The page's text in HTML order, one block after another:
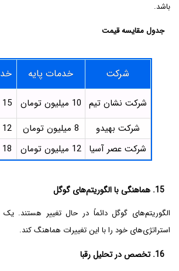
باشد.
جدول مقایسه قیمت
شرکت خدمات پایه
شرکت نشان تیم 10 میلیون تومان
15 میلیون تومان
شرکت بهیدو
8 میلیون تومان
12 میلیون تومان
شرکت عصر آسیا
12 میلیون تومان 18 میلیون تومان
15. هماهنگی با الگوریتم‌های گوگل
الگوریتم‌های گوگل دائماً در حال تغییر هستند.
استراتژی‌های خود را با این تغییرات هماهنگ کند.
16. تخصص در تحلیل رقبا